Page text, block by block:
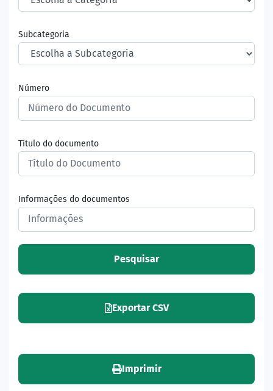
Subcategoria
Número
Título do documento
Informações do documentos
Pesquisar
Exportar CSV
Imprimir